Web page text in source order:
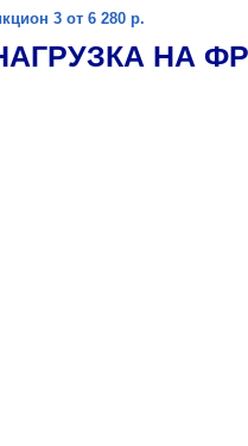
3 от 6 280 р.
НАГРУЗКА НА